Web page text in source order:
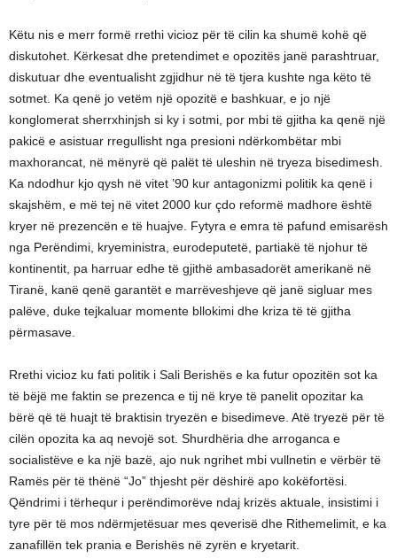
Këtu nis e merr formë rrethi vicioz për të cilin ka shumë kohë që
diskutohet. Kërkesat dhe pretendimet e opozitës janë parashtruar,
diskutuar dhe eventualisht zgjidhur në të tjera kushte nga këto të
sotmet. Ka qenë jo vetëm një opozitë e bashkuar, e jo një
konglomerat sherrxhinjsh si ky i sotmi, por mbi të gjitha ka qenë një
pakicë e asistuar rregullisht nga presioni ndërkombëtar mbi
maxhorancat, në mënyrë që palët të uleshin në tryeza bisedimesh.
Ka ndodhur kjo qysh në vitet ’90 kur antagonizmi politik ka qenë i
skajshëm, e më tej në vitet 2000 kur çdo reformë madhore është
kryer në prezencën e të huajve. Fytyra e emra të pafund emisarësh
nga Perëndimi, kryeministra, eurodeputetë, partiakë të njohur të
kontinentit, pa harruar edhe të gjithë ambasadorët amerikanë në
Tiranë, kanë qenë garantët e marrëveshjeve që janë sigluar mes
palëve, duke tejkaluar momente bllokimi dhe kriza të të gjitha
përmasave.
Rrethi vicioz ku fati politik i Sali Berishës e ka futur opozitën sot ka
të bëjë me faktin se prezenca e tij në krye të panelit opozitar ka
bërë që të huajt të braktisin tryezën e bisedimeve. Atë tryezë për të
cilën opozita ka aq nevojë sot. Shurdhëria dhe arroganca e
socialistëve e ka një bazë, ajo nuk ngrihet mbi vullnetin e vërbër të
Ramës për të thënë “Jo” thjesht për dëshirë apo kokëfortësi.
Qëndrimi i tërhequr i perëndimorëve ndaj krizës aktuale, insistimi i
tyre për të mos ndërmjetësuar mes qeverisë dhe Rithemelimit, e ka
zanafillën tek prania e Berishës në zyrën e kryetarit.